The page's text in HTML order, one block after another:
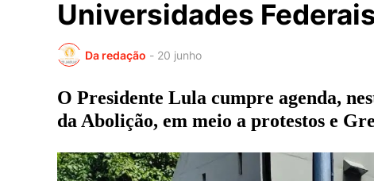
Universidades
Da redação - 20 junho
O Presidente Lula cumpre agenda,
da Abolição, em meio a protestos e